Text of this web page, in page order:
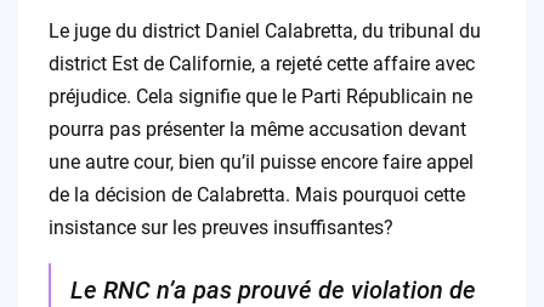
Le juge du district Daniel Calabretta, du tribunal du
district Est de Californie, a rejeté cette affaire avec
préjudice. Cela signifie que le Parti Républicain ne
pourra pas présenter la même accusation devant
une autre cour, bien qu’il puisse encore faire appel
de la décision de Calabretta. Mais pourquoi cette
insistance sur les preuves insuffisantes?
Le RNC n’a pas prouvé de violation de